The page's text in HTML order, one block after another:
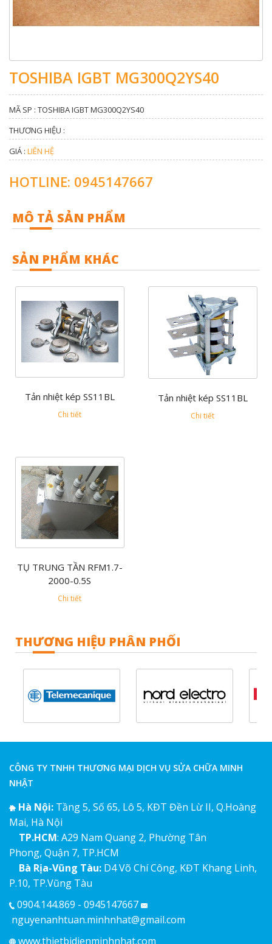
TOSHIBA IGBT MG300Q2YS40
MÃ SP : TOSHIBA IGBT MG300Q2YS40
THƯƠNG HIỆU :
GIÁ : LIÊN HỆ
HOTLINE: 0945147667
MÔ TẢ SẢN PHẨM
SẢN PHẨM KHÁC
Tản nhiệt kép SS11BL
Chi tiết
Tản nhiệt kép SS11BL
Chi tiết
TỤ TRUNG TẦN RFM1.7-
2000-0.5S
Chi tiết
THƯƠNG HIỆU PHÂN PHỐI
CÔNG TY TNHH THƯƠNG MẠI DỊCH VỤ SỬA CHỮA MINH
NHẬT
Hà Nội: Tầng 5, Số 65, Lô 5, KĐT Đền Lừ II, Q.Hoàng
Mai, Hà Nội
TP.HCM: A29 Nam Quang 2, Phường Tân
Phong, Quận 7, TP.HCM
Bà Rịa-Vũng Tàu: D4 Võ Chí Công, KĐT Khang Linh,
P.10, TP.Vũng Tàu
0904.144.869 - 0945147667
nguyenanhtuan.minhnhat@gmail.com
www.thietbidienminhnhat.com